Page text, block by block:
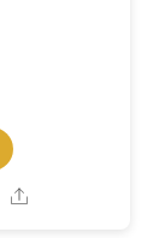
Share